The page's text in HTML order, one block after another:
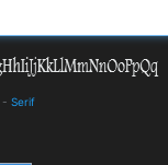
- Serif